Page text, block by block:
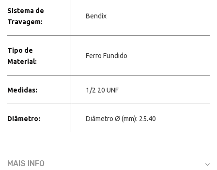
Sistema de
Travagem:
Bendix
Tipo de
Material:
Ferro Fundido
Medidas: 1/2 20 UNF
Diâmetro: Diâmetro Ø (mm): 25.40
MAIS INFO